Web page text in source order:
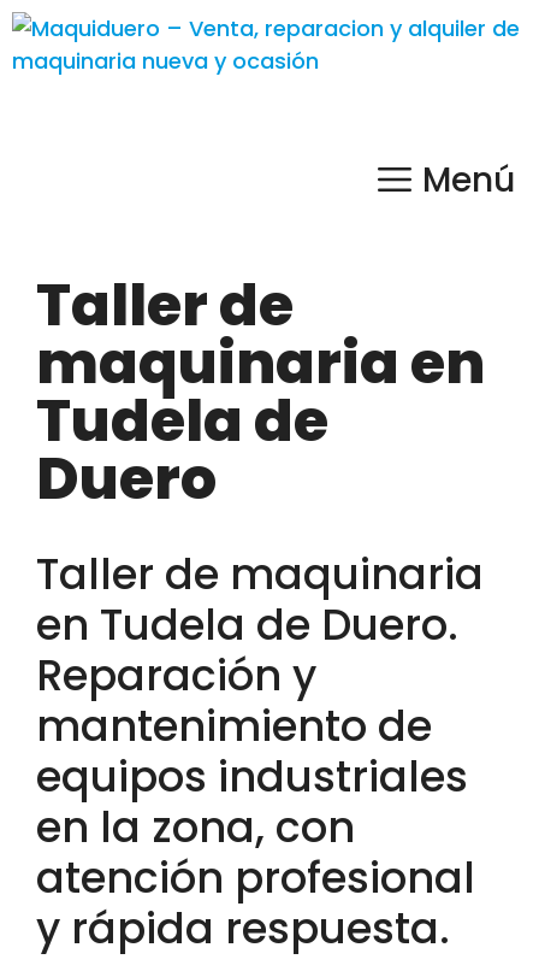
Menú
Taller de
maquinaria en
Tudela de
Duero
Taller de maquinaria
en Tudela de Duero.
Reparación y
mantenimiento de
equipos industriales
en la zona, con
atención profesional
y rápida respuesta.